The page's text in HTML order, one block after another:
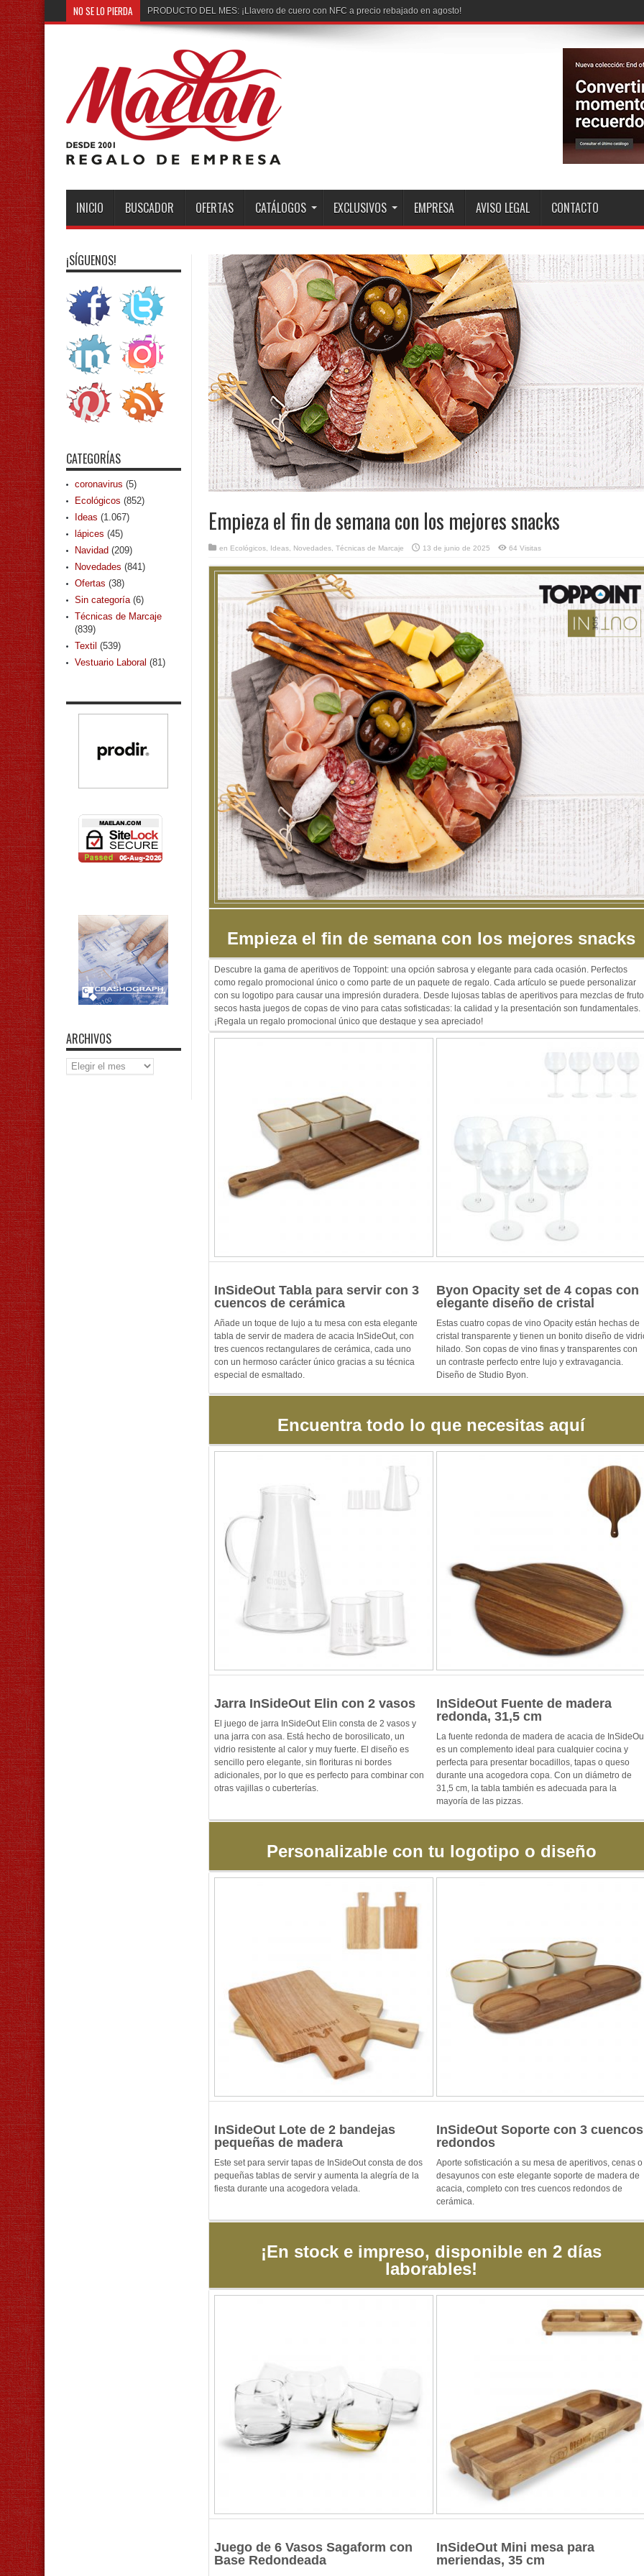
NO SE LO PIERDA ¡Más de 150 productos nuevos por des
INICIO BUSCADOR OFERTAS CATÁLOGOS EXCLUSIVOS EMPRESA AVISO LEGAL CONTACTO
Empieza el fin de semana con los mejores snacks
en Ecológicos Ideas Novedades Técnicas de Marcaje 13 de junio de 2025 64 Visitas
Empieza el fin de semana con los mejores snacks
Descubre la gama de aperitivos de Toppoint: una opción sabrosa y elegante para cada ocasión. Perfectos
como regalo promocional único o como parte de un paquete de regalo. Cada artículo se puede personalizar
con su logotipo para causar una impresión duradera. Desde lujosas tablas de aperitivos para mezclas de
secos hasta juegos de copas de vino para catas sofisticadas: la calidad y la presentación son fundamentales.
¡Regala un regalo promocional único que destaque y sea apreciado!
InSideOut Tabla para servir con 3
cuencos de cerámica
Añade un toque de lujo a tu mesa con esta elegante
tabla de servir de madera de acacia InSideOut, con
tres cuencos rectangulares de cerámica, cada uno
con un hermoso carácter único gracias a su técnica
especial de esmaltado.
Byon Opacity set de 4 copas con
elegante diseño de cristal
Estas cuatro copas de vino Opacity están hechas de
cristal transparente y tienen un bonito diseño de
hilado. Son copas de vino finas y transparentes con
un contraste perfecto entre lujo y extravagancia.
Diseño de Studio Byon.
Encuentra todo lo que necesitas aquí
Jarra InSideOut Elin con 2 vasos
El juego de jarra InSideOut Elin consta de 2 vasos y
una jarra con asa. Está hecho de borosilicato, un
vidrio resistente al calor y muy fuerte. El diseño es
sencillo pero elegante, sin florituras ni bordes
adicionales, por lo que es perfecto para combinar con
otras vajillas o cuberterías.
InSideOut Fuente de madera
redonda, 31,5 cm
La fuente redonda de madera de acacia de
es un complemento ideal para cualquier cocina y
perfecta para presentar bocadillos, tapas o queso
durante una acogedora copa. Con un diámetro de
31,5 cm, la tabla también es adecuada para la
mayoría de las pizzas.
Personalizable con tu logotipo o diseño
InSideOut Lote de 2 bandejas
pequeñas de madera
Este set para servir tapas de InSideOut consta de dos
pequeñas tablas de servir y aumenta la alegría de la
fiesta durante una acogedora velada.
InSideOut Soporte con 3 cuencos
redondos
Aporte sofisticación a su mesa de aperitivos, cenas o
desayunos con este elegante soporte de madera de
acacia, completo con tres cuencos redondos de
cerámica.
¡En stock e impreso, disponible en 2 días
laborables!
Juego de 6 Vasos Sagaform con
Base Redondeada
InSideOut Mini mesa para
meriendas, 35 cm
¡SÍGUENOS!
CATEGORÍAS
coronavirus (5)
Ecológicos (852)
Ideas (1.067)
lápices (45)
Navidad (209)
Novedades (841)
Ofertas (38)
Sin categoría(6)
Técnicas de Marcaje
(839)
Textil (539)
Vestuario Laboral (81)
ARCHIVOS
Archivos